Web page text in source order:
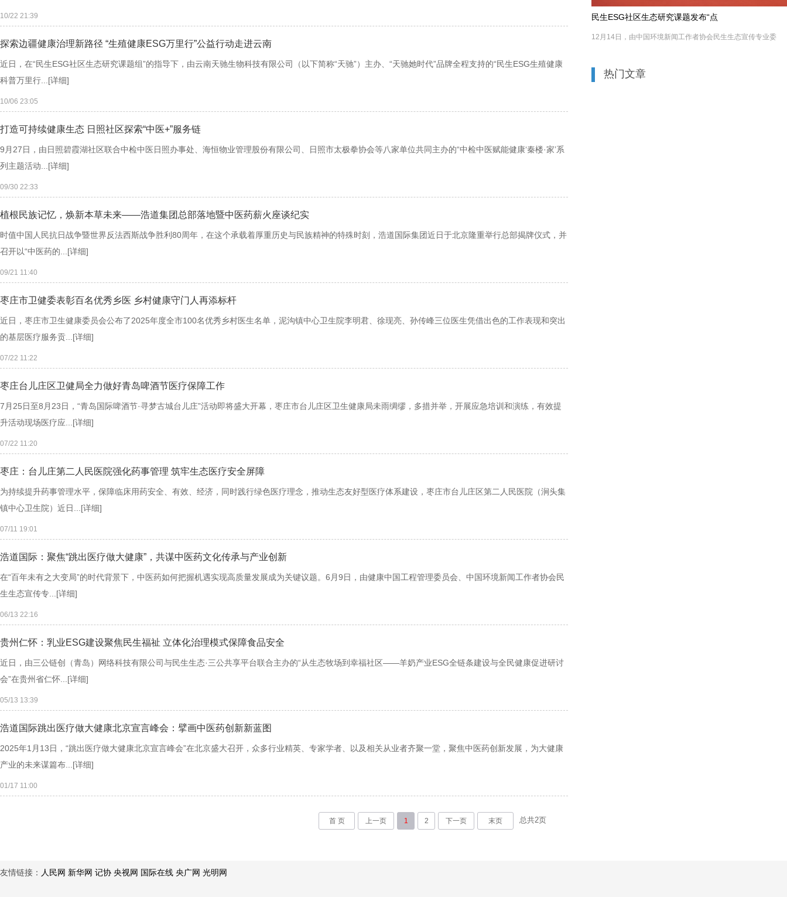
10/22 21:39
探索边疆健康治理新路径 “生殖健康ESG万里行”公益行动走进云南
近日，在“民生ESG社区生态研究课题组”的指导下，由云南天驰生物科技有限公司（以下简称“天驰”）主办、“天驰她时代”品牌全程支持的“民生ESG生殖健康
科普万里行... [详细]
10/06 23:05
打造可持续健康生态 日照社区探索“中医+”服务链
9月27日，由日照碧霞湖社区联合中检中医日照办事处、海恒物业管理股份有限公司、日照市太极拳协会等八家单位共同主办的“中检中医赋能健康‘秦楼·家’系
列主题活动... [详细]
09/30 22:33
植根民族记忆，焕新本草未来——浩道集团总部落地暨中医药薪火座谈纪实
时值中国人民抗日战争暨世界反法西斯战争胜利80周年，在这个承载着厚重历史与民族精神的特殊时刻，浩道国际集团近日于北京隆重举行总部揭牌仪式，并
召开以“中医药的... [详细]
09/21 11:40
枣庄市卫健委表彰百名优秀乡医 乡村健康守门人再添标杆
近日，枣庄市卫生健康委员会公布了2025年度全市100名优秀乡村医生名单，泥沟镇中心卫生院李明君、徐现亮、孙传峰三位医生凭借出色的工作表现和突出
的基层医疗服务贡... [详细]
07/22 11:22
枣庄台儿庄区卫健局全力做好青岛啤酒节医疗保障工作
7月25日至8月23日，“青岛国际啤酒节·寻梦古城台儿庄”活动即将盛大开幕，枣庄市台儿庄区卫生健康局未雨绸缪，多措并举，开展应急培训和演练，有效提
升活动现场医疗应... [详细]
07/22 11:20
枣庄：台儿庄第二人民医院强化药事管理 筑牢生态医疗安全屏障
为持续提升药事管理水平，保障临床用药安全、有效、经济，同时践行绿色医疗理念，推动生态友好型医疗体系建设，枣庄市台儿庄区第二人民医院（涧头集
镇中心卫生院）近日... [详细]
07/11 19:01
浩道国际：聚焦“跳出医疗做大健康”，共谋中医药文化传承与产业创新
在“百年未有之大变局”的时代背景下，中医药如何把握机遇实现高质量发展成为关键议题。6月9日，由健康中国工程管理委员会、中国环境新闻工作者协会民
生生态宣传专... [详细]
06/13 22:16
贵州仁怀：乳业ESG建设聚焦民生福祉 立体化治理模式保障食品安全
近日，由三公链创（青岛）网络科技有限公司与民生生态·三公共享平台联合主办的“从生态牧场到幸福社区——羊奶产业ESG全链条建设与全民健康促进研讨
会”在贵州省仁怀... [详细]
05/13 13:39
浩道国际跳出医疗做大健康北京宣言峰会：擘画中医药创新新蓝图
2025年1月13日，“跳出医疗做大健康北京宣言峰会”在北京盛大召开，众多行业精英、专家学者、以及相关从业者齐聚一堂，聚焦中医药创新发展，为大健康
产业的未来谋篇布... [详细]
01/17 11:00
首 页 上一页 1 2 下一页 末页 总共2页
民生ESG社区生态研究课题发布“点
12月14日，由中国环境新闻工作者协会民生生态宣传专业委
热门文章
友情链接： 人民网 新华网 记协 央视网 国际在线 央广网 光明网